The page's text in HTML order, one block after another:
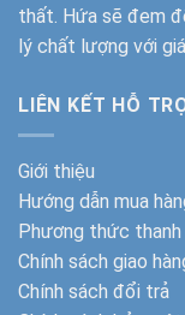
thất. Hứa sẽ đem
lý chất lượng với
LIÊN KẾT HỖ
Giới thiệu
Hướng dẫn mua
Phương thức
Chính sách giao
Chính sách đổi trả